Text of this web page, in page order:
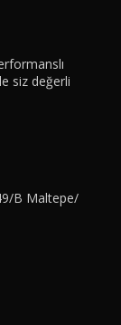
siz değerli
B Maltepe/